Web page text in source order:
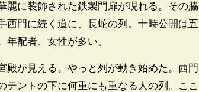
麗に装飾された鉄製門扉が現れる。その脇
西門に続く道に、長蛇の列。十時公開は五
配者、女性が多い。
殿が見える。やっと列が動き始めた。西門
テントの下に何重にも重なる人の列。ここ